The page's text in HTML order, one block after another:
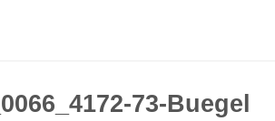
_0066_4172-73-Buegel